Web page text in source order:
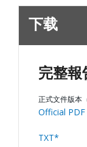
下载
完整報
正式文件版本
Official PDF
TXT*